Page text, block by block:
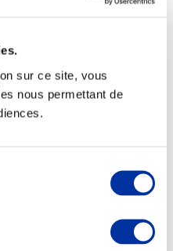
sur ce site, vous
nous permettant de
en marché